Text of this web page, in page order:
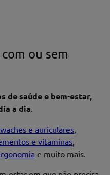
ou sem
de saúde e bem-estar,
a dia.
e auriculares,
e vitaminas,
e muito mais.